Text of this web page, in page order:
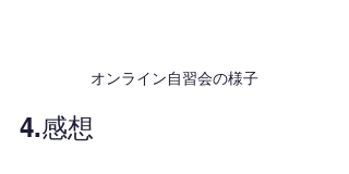
オンライン自習会の様子
4.感想